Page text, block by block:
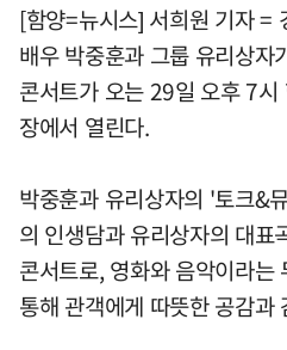
[함양=뉴시스] 서희원 기자 =
배우 박중훈과 그룹 유리상자
콘서트가 오는 29일 오후 7
장에서 열린다.
박중훈과 유리상자의 '토크&
의 인생담과 유리상자의 대표
콘서트로, 영화와 음악이라는
통해 관객에게 따뜻한 공감과